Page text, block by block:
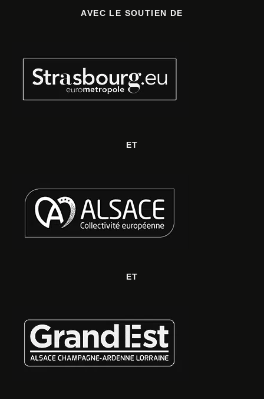
AVEC LE SOUTIEN DE
ET
ET